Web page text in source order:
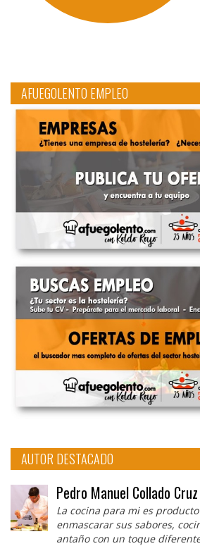
AFUEGOLENTO EMPLEO
AUTOR DESTACADO
Pedro Manuel Collado Cruz
La cocina para mi es
enmascarar sus sabores,
antaño con un toque